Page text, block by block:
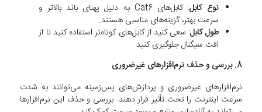
نوع کابل
: کابل‌های Cat6 به دلیل پهنای باند بالاتر و
سرعت بهتر، گزینه‌های مناسبی هستند.
طول کابل: سعی کنید از کابل‌های کوتاه‌تر استفاده کنید تا از
افت سیگنال جلوگیری کنید.
8. بررسی و حذف نرم‌افزارهای غیرضروری
نرم‌افزارهای غیرضروری و پردازش‌های پس‌زمینه می‌توانند به شدت
سرعت اینترنت را تحت تأثیر قرار دهند. بررسی و حذف این نرم‌افزارها